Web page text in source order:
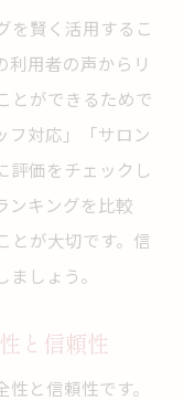
を賢く活用するこ
利用者の声からリ
とができるためで
フ対応」「サロン
評価をチェックし
ンキングを比較
とが大切です。信
しょう。
と信頼性
と信頼性です。